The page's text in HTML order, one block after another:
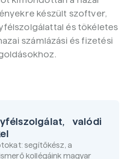
készült szoftver,
és tökéletes
számlázási és fizetési
valódi
segítőkész, a
kollégáink magyar